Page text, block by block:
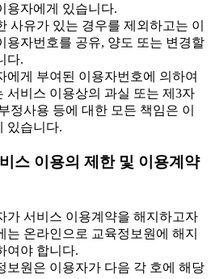
용자에게 있습니다.
사유가 있는 경우를 제외하고는 이
용자번호를 공유, 양도 또는 변경할
다.
게 부여된 이용자번호에 의하여
서비스 이용상의 과실 또는 제3자
정사용 등에 대한 모든 책임은 이
있습니다.
스 이용의 제한 및 이용계약
서비스 이용계약을 해지하고자
는 온라인으로 교육정보원에 해지
여야 합니다.
원은 이용자가 다음 각 호에 해당